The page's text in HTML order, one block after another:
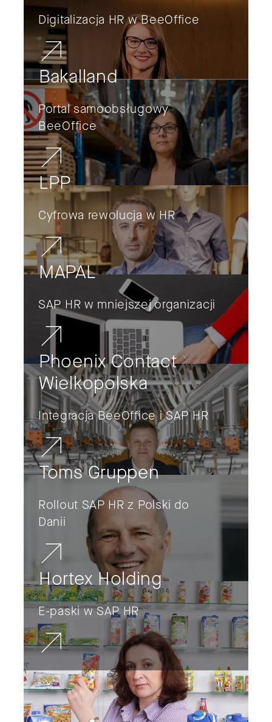
Digitalizacja HR w BeeOffice
Bakalland
Portal samoobsługowy
BeeOffice
LPP
Cyfrowa rewolucja w HR
MAPAL
SAP HR w mniejszej organizacji
Phoenix Contact
Wielkopolska
Integracja BeeOffice i SAP HR
Toms Gruppen
Rollout SAP HR z Polski do
Danii
Hortex Holding
E-paski w SAP HR